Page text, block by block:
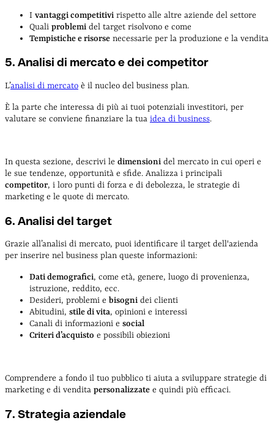
I vantaggi competitivi rispetto alle altre aziende del settore
Quali problemi del target risolvono e come
Tempistiche e risorse necessarie per la produzione e la vendita
5. Analisi di mercato e dei competitor
L’analisi di mercato è il nucleo del business plan.
È la parte che interessa di più ai tuoi potenziali investitori, per
valutare se conviene finanziare la tua idea di business.
In questa sezione, descrivi le dimensioni del mercato in cui operi e
le sue tendenze, opportunità e sfide. Analizza i principali
competitor, i loro punti di forza e di debolezza, le strategie di
marketing e le quote di mercato.
6. Analisi del target
Grazie all’analisi di mercato, puoi identificare il target dell'azienda
per inserire nel business plan queste informazioni:
Dati demografici, come età, genere, luogo di provenienza,
istruzione, reddito, ecc.
Desideri, problemi e bisogni dei clienti
Abitudini, stile di vita, opinioni e interessi
Canali di informazioni e social
Criteri d’acquisto e possibili obiezioni
Comprendere a fondo il tuo pubblico ti aiuta a sviluppare strategie di
marketing e di vendita personalizzate e quindi più efficaci.
7. Strategia aziendale